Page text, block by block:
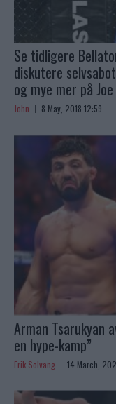
Se tidligere
diskutere
og mye mer på
John 8 May, 2018 12:59
Arman Tsarukyan
en hype-kamp”
Erik Solvang 14 March,